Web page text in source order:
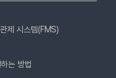
제 시스템(FMS)
는 방법